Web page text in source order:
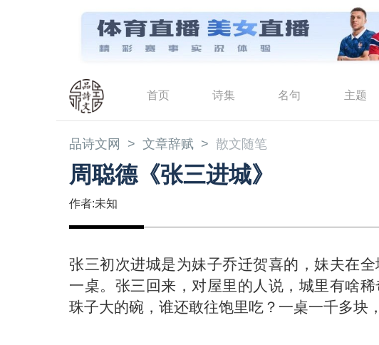
首页 诗集 名句 主题
品诗文网 文章辞赋 散文随笔
周聪德《张三进城》
作者:未知
张三初次进城是为妹子乔迁贺喜的，妹夫在
一桌。张三回来，对屋里的人说，城里有啥
珠子大的碗，谁还敢往饱里吃？一桌一千多块